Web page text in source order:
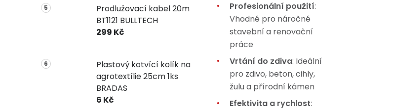
Prodlužovací kabel 20m
BT1121 BULLTECH
299 Kč
Plastový kotvící kolík na
agrotextílie 25cm 1ks
BRADAS
6 Kč
Profesionální použití:
Vhodné pro náročné
stavební a renovační
práce
Vrtání do zdiva: Ideální
pro zdivo, beton, cihly,
žulu a přírodní kámen
Efektivita a rychlost: